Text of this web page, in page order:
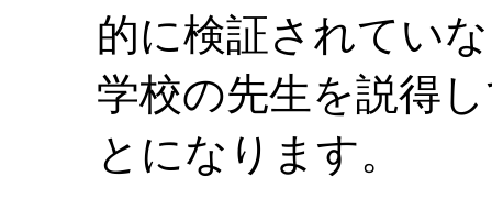
的に検証されてい
学校の先生を説得
とになります。